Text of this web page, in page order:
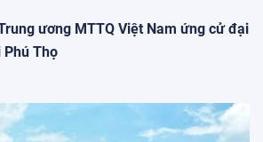
ương MTTQ Việt Nam ứng cử đại
Phú Thọ